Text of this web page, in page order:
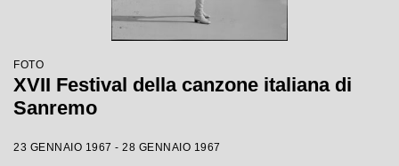
FOTO
XVII Festival della canzone italiana di
Sanremo
23 GENNAIO 1967 - 28 GENNAIO 1967